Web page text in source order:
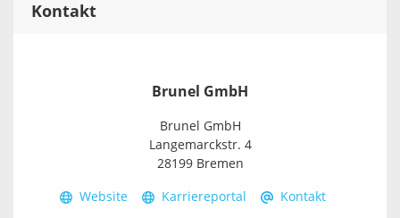
Kontakt
Brunel GmbH
Brunel GmbH
Langemarckstr. 4
28199 Bremen
Website Karriereportal
Kontakt